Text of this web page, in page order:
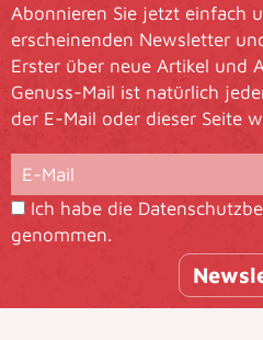
Abonnieren Sie jetzt einfach
erscheinenden Newsletter
Erster über neue Artikel und
Genuss-Mail ist natürlich
der E-Mail oder dieser Seite
Ich habe die
genommen.